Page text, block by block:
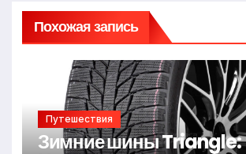
Похожая запись
Путешествия
Зимние шины Triangle: